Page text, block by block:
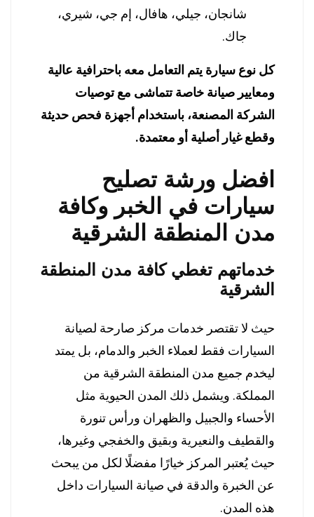
شانجان، جيلي، هافال، إم جي، شيري،
جاك.
كل نوع سيارة يتم التعامل معه باحترافية عالية
ومعايير صيانة خاصة تتماشى مع توصيات
الشركة المصنعة، باستخدام أجهزة فحص حديثة
وقطع غيار أصلية أو معتمدة.
افضل ورشة تصليح
سيارات في الخبر وكافة
مدن المنطقة الشرقية
خدماتهم تغطي كافة مدن المنطقة
الشرقية
حيث لا تقتصر خدمات مركز صارحة لصيانة
السيارات فقط لعملاء الخبر والدمام، بل يمتد
ليخدم جميع مدن المنطقة الشرقية من
المملكة. ويشمل ذلك المدن الحيوية مثل
الأحساء والجبيل والظهران ورأس تنورة
والقطيف والنعيرية وبقيق والخفجي وغيرها،
حيث يُعتبر المركز خيارًا مفضلًا لكل من يبحث
عن الخبرة والدقة في صيانة السيارات داخل
هذه المدن.